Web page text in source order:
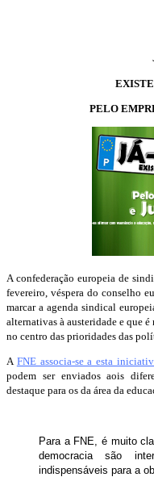
PELO
A confederação europeia de
fevereiro, véspera do conselho
marcar a agenda sindical
alternativas à austeridade e que
no centro das prioridades das
A FNE associa-se a esta
podem ser enviados aois
destaque para os da área da
Para a FNE, é muito
democracia são
indispensáveis para a